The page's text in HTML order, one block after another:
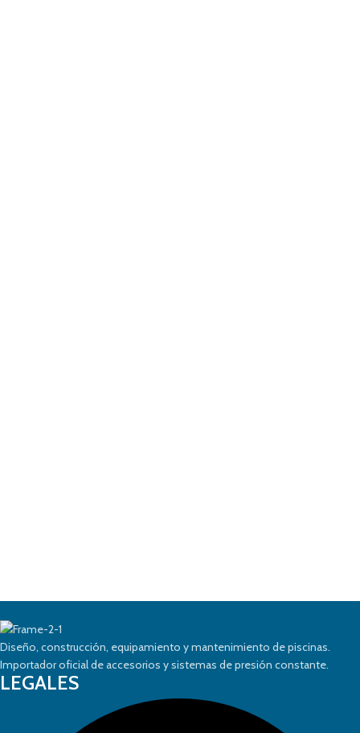
Diseño, construcción, equipamiento y mantenimiento de piscinas.
Importador oficial de accesorios y sistemas de presión constante.
LEGALES